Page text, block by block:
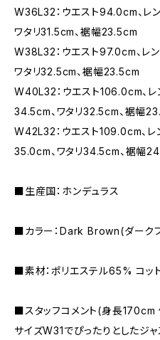
W36L32：ウエスト94.0cm、レ
ワタリ31.5cm、裾幅23.5cm
W38L32：ウエスト97.0cm、レ
ワタリ32.5cm、裾幅23.5cm
W40L32：ウエスト106.0cm、
34.5cm、ワタリ32.5cm、裾幅
W42L32：ウエスト109.0cm、
35.0cm、ワタリ34.5cm、裾幅
■生産国：ホンデュラス
■カラー：Dark Brown(ダーク
■素材：ポリエステル65% コッ
■スタッフコメント(身長
サイズW31でぴったりとしたジ